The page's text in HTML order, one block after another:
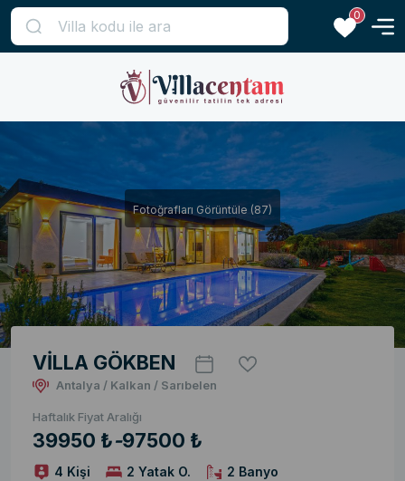
0
Fotoğrafları Görüntüle (87)
VİLLA GÖKBEN
Antalya / Kalkan / Sarıbelen
Haftalık Fiyat Aralığı
39950 ₺-97500 ₺
4 Kişi 2 Yatak O.
2 Banyo